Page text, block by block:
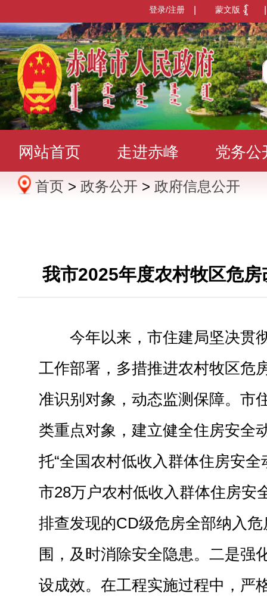
蒙文版
登录/注册
网站首页 走进赤峰 党务公
办事服务 政民互动 数据发
首页 > 政务公开 > 政府信息公开
我市2025年度农村牧区危
今年以来，市住建局坚决贯
工作部署，多措推进农村牧区危
准识别对象，动态监测保障。市
类重点对象，建立健全住房安全
托“全国农村低收入群体住房安全
市28万户农村低收入群体住房安
排查发现的CD级危房全部纳入
围，及时消除安全隐患。二是强
设成效。在工程实施过程中，严